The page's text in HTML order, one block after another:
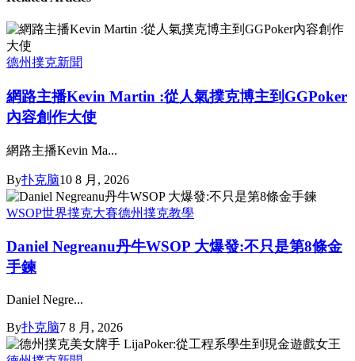
德州撲克新聞
網路主播Kevin Martin :從人氣撲克博主到GGPoker
內容創作大使
網路主播Kevin Ma...
By扑克脑10 8 月, 2026
WSOP世界撲克大賽德州撲克教學
Daniel Negreanu丹牛WSOP 大爆發:不只是第8條金
手鍊
Daniel Negre...
By扑克脑7 8 月, 2026